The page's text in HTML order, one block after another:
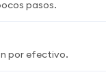
pasos.
por efectivo.